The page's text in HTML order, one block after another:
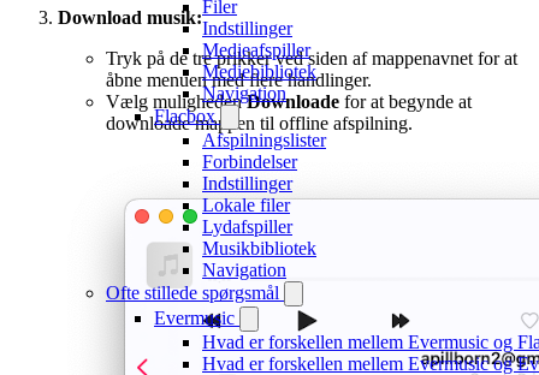
Filer
Indstillinger
Medieafspiller
Mediebibliotek
Navigation
Flacbox
Afspilningslister
Forbindelser
Indstillinger
Lokale filer
Lydafspiller
Musikbibliotek
Navigation
Ofte stillede spørgsmål
Evermusic
Hvad er forskellen mellem Evermusic og
Hvad er forskellen mellem Evermusic og
Download musik:
Tryk på de tre prikker ved siden af mappenavnet for at
åbne menuen med flere handlinger.
Vælg mulighedenDownloade for at begynde at
downloade mappen til offline afspilning.